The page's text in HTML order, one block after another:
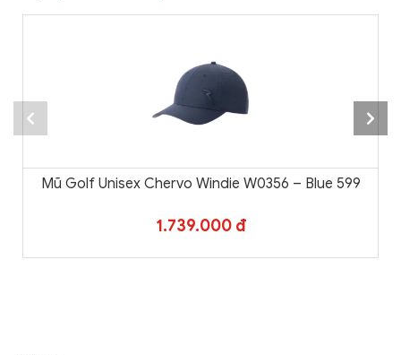
Mũ Golf Unisex Chervo Windie W0356 – Blue 599
1.739.000 đ